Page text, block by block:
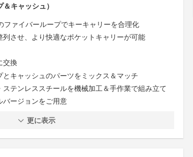
キャッシュ）
ファイバーループでキーキャリーを合理化
させ、より快適なポケットキャリーが可能
交換
キャッシュのパーツをミックス＆マッチ
テンレススチールを機械加工＆手作業で組み立て
バージョンをご用意
更に表示